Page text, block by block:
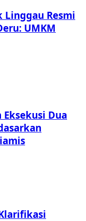
Linggau Resmi
UMKM
Dua